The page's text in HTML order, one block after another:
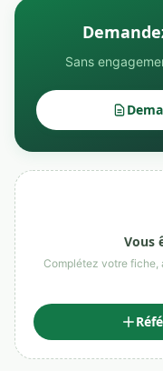
Sans
Vous
Complétez votre fiche,